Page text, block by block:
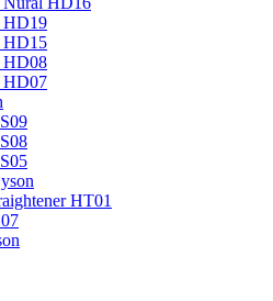
HD19
HD15
HD08
HD07
HT01